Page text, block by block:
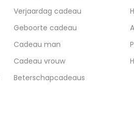
Verjaardag cadeau
Geboorte cadeau
Cadeau man
Cadeau vrouw
Beterschapcadeaus